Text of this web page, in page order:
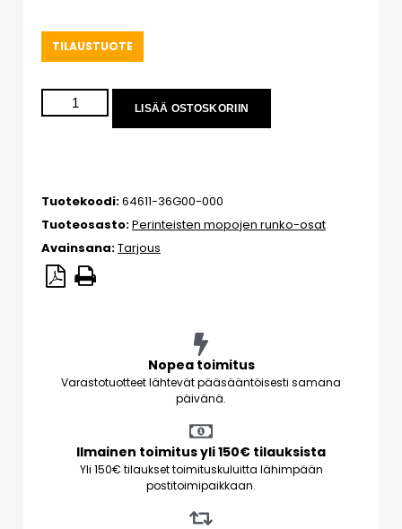
TILAUSTUOTE
LISÄÄ OSTOSKORIIN
Tuotekoodi:64611-36G00-000
Tuoteosasto:Perinteisten mopojen runko-osat
Avainsana:Tarjous
Nopea toimitus
Varastotuotteet lähtevät pääsääntöisesti samana
päivänä.
Ilmainen toimitus yli 150€ tilauksista
Yli 150€ tilaukset toimituskuluitta lähimpään
postitoimipaikkaan.